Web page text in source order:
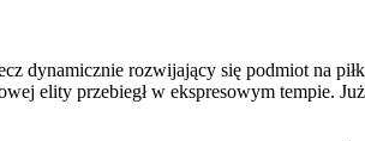
dynamicznie rozwijający się podmiot na
elity przebiegł w ekspresowym tempie.